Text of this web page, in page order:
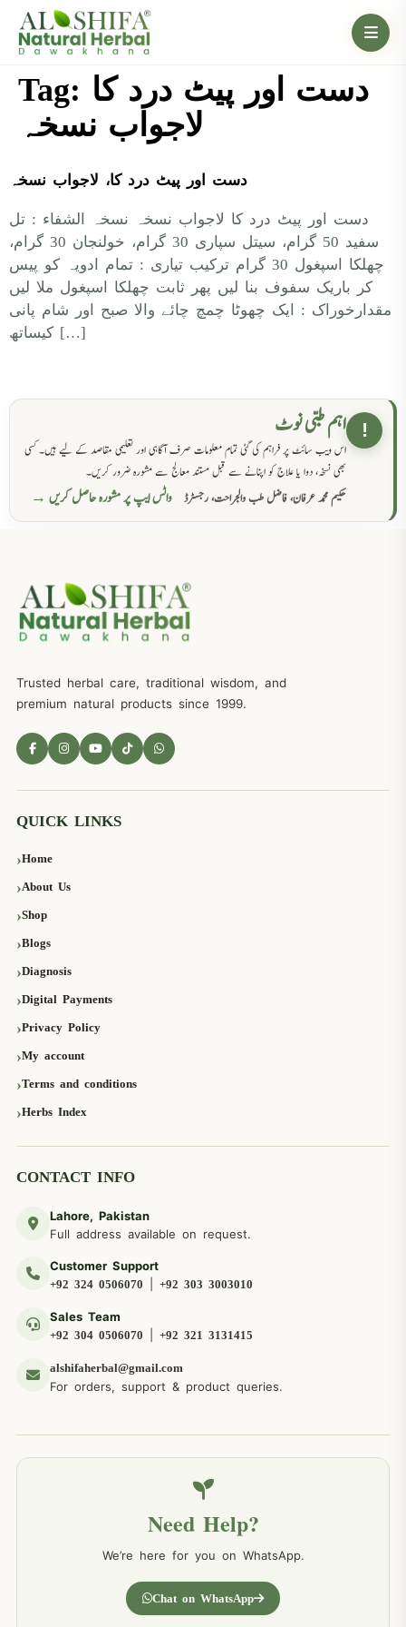
Tag: دست اور پیٹ درد کا
لاجواب نسخہ
دست اور پیٹ درد کا، لاجواب نسخہ
دست اور پیٹ درد کا لاجواب نسخہ نسخہ الشفاء : تل
سفید 50 گرام، سیتل سپاری 30 گرام، خولنجان 30 گرام،
چھلکا اسپغول 30 گرام ترکیب تیاری : تمام ادویہ کو پیس
کر باریک سفوف بنا لیں پھر ثابت چھلکا اسپغول ملا لیں
مقدارخوراک : ایک چھوٹا چمچ چائے والا صبح اور شام پانی
کیساتھ […]
! اہم طبی نوٹ
اس ویب سائٹ پر فراہم کی گئی تمام معلومات صرف آگاہی اور تعلیمی مقاصد کے لیے ہیں۔ کسی
بھی نسخہ، دوا یا علاج کو اپنانے سے قبل مستند معالج سے مشورہ ضرور کریں۔
حکیم محمد عرفان، فاضل طب والجراحت، رجسٹرڈ
واٹس ایپ پر مشورہ حاصل کریں →
Trusted herbal care, traditional wisdom, and
premium natural products since 1999.
QUICK LINKS
Home
About Us
Shop
Blogs
Diagnosis
Digital Payments
Privacy Policy
My account
Terms and conditions
Herbs Index
CONTACT INFO
Lahore, Pakistan
Full address available on request.
Customer Support
+92 324 0506070 +92 303 3003010
Sales Team
+92 304 0506070 +92 321 3131415
alshifaherbal@gmail.com
For orders, support & product queries.
Need Help?
We’re here for you on WhatsApp.
Chat on WhatsApp